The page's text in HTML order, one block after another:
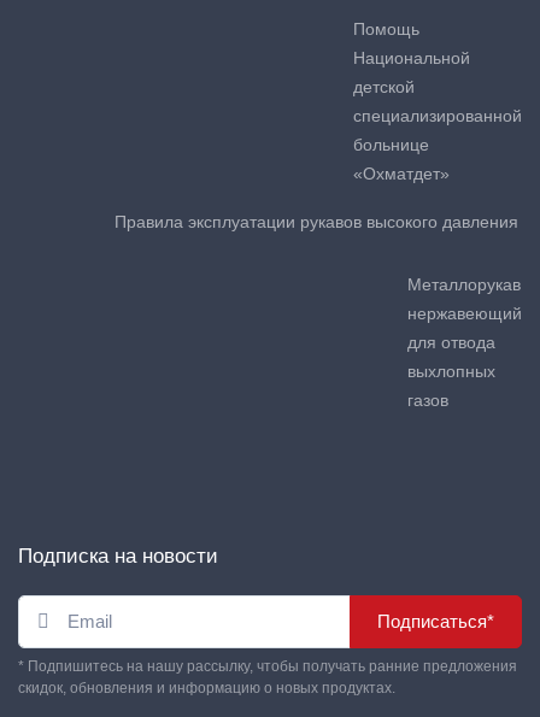
Помощь
Национальной
детской
специализированной
больнице
«Охматдет»
Правила эксплуатации рукавов высокого давления
Металлорукав
нержавеющий
для отвода
выхлопных
газов
Подписка на новости
Подписаться*
* Подпишитесь на нашу рассылку, чтобы получать ранние предложения
скидок, обновления и информацию о новых продуктах.